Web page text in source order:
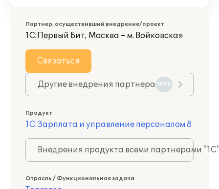
Партнер, осуществивший внедрение/проект
1С:Первый Бит, Москва – м. Войковская
Связаться
Другие внедрения партнера 1996
Продукт
1С:Зарплата и управление персоналом 8
Внедрения продукта всеми партнерами
Отрасль / Функциональная задача